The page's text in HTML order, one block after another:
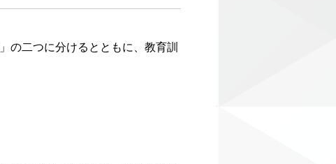
の二つに分けるとともに、教育訓